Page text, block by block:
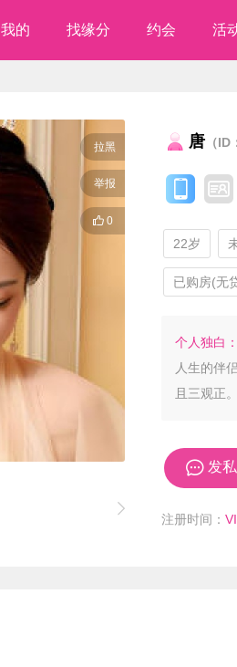
我的 找缘分 约会 活
拉黑
举报
 0

唐 （ID
22岁
已购房(无
个人独白：
人生的伴
且三观正
 发
注册时间：